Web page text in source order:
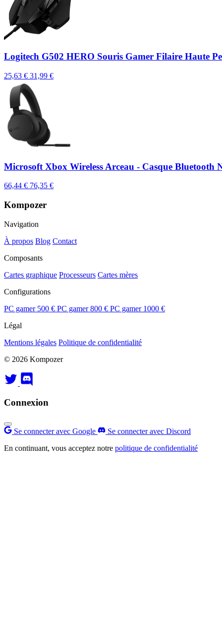
Logitech G502 HERO Souris Gamer Filaire Haute
25,63 € 31,99 €
Microsoft Xbox Wireless Arceau - Casque Bluetooth
66,44 € 76,35 €
Kompozer
Navigation
À propos Blog Contact
Composants
Cartes graphique Processeurs Cartes mères
Configurations
PC gamer 500 € PC gamer 800 € PC gamer 1000 €
Légal
Mentions légales Politique de confidentialité
© 2026 Kompozer
Connexion
Se connecter avec Google
Se connecter avec Discord
En continuant, vous acceptez notre politique de confidentialité